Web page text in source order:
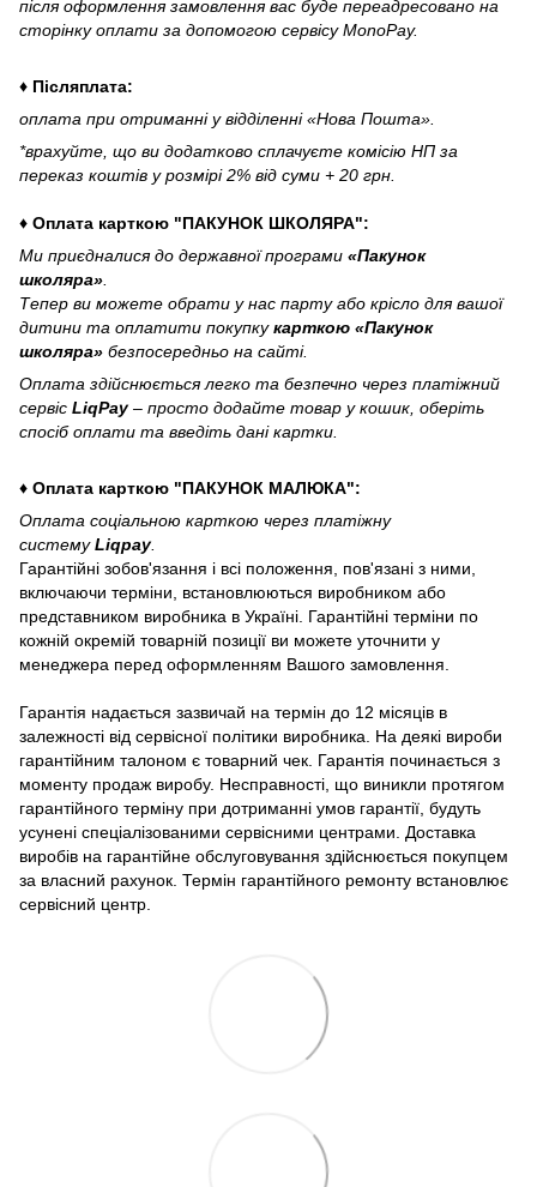
після оформлення замовлення вас буде переадресовано на
сторінку оплати за допомогою сервісу MonoPay.
♦ Післяплата:
оплата при отриманні у відділенні «Нова Пошта».
*врахуйте, що ви додатково сплачуєте комісію НП за
переказ коштів у розмірі 2% від суми + 20 грн.
♦ Оплата карткою "ПАКУНОК ШКОЛЯРА":
Ми приєдналися до державної програми «Пакунок
школяра»
Тепер ви можете обрати у нас парту або крісло для вашої
дитини та оплатити покупкукарткою «Пакунок
школяра» безпосередньо на сайті.
Оплата здійснюється легко та безпечно через платіжний
сервіс LiqPay– просто додайте товар у кошик, оберіть
спосіб оплати та введіть дані картки.
♦ Оплата карткою "ПАКУНОК МАЛЮКА":
Оплата соціальною карткою через платіжну
системуLiqpay.
Гарантійні зобов'язання і всі положення, пов'язані з ними,
включаючи терміни, встановлюються виробником або
представником виробника в Україні. Гарантійні терміни по
кожній окремій товарній позиції ви можете уточнити у
менеджера перед оформленням Вашого замовлення.
Гарантія надається зазвичай на термін до 12 місяців в
залежності від сервісної політики виробника. На деякі вироби
гарантійним талоном є товарний чек. Гарантія починається з
моменту продаж виробу. Несправності, що виникли протягом
гарантійного терміну при дотриманні умов гарантії, будуть
усунені спеціалізованими сервісними центрами. Доставка
виробів на гарантійне обслуговування здійснюється покупцем
за власний рахунок. Термін гарантійного ремонту встановлює
сервісний центр.